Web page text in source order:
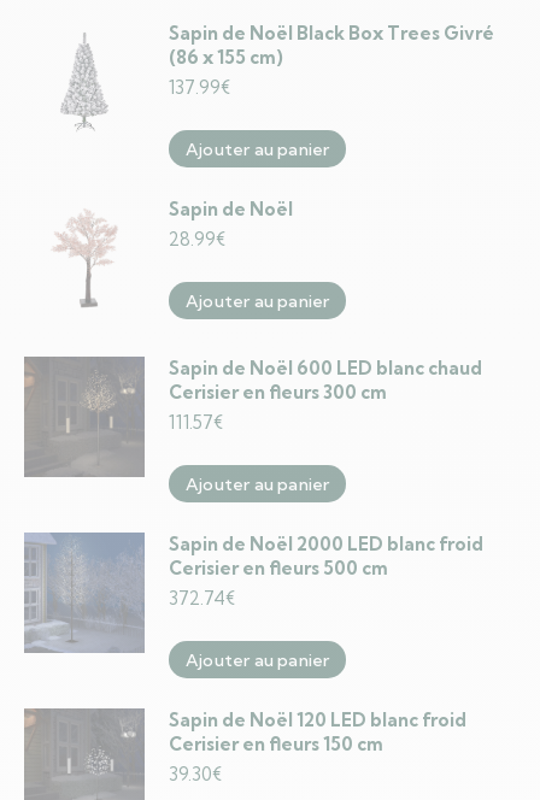
Sapin de Noël Black Box Trees Givré
(86 x 155 cm)
137.99€
Ajouter au panier
Sapin de Noël
28.99€
Ajouter au panier
Sapin de Noël 600 LED blanc chaud
Cerisier en fleurs 300 cm
111.57€
Ajouter au panier
Sapin de Noël 2000 LED blanc froid
Cerisier en fleurs 500 cm
372.74€
Ajouter au panier
Sapin de Noël 120 LED blanc froid
Cerisier en fleurs 150 cm
39.30€